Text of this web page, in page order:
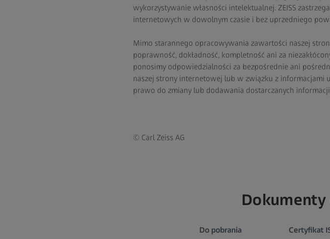
wykorzystywanie własności intelektualnej. ZEISS
internetowych w dowolnym czasie i bez uprzedniego
Mimo starannego opracowywania zawartości naszej
poprawność, dokładność, kompletność ani za
ponosimy odpowiedzialności za bezpośrednie ani
naszej strony internetowej lub w związku z informacjami
prawo do zmiany lub dodawania dostarczanych
© Carl Zeiss AG
Do pobrania Certyfikat